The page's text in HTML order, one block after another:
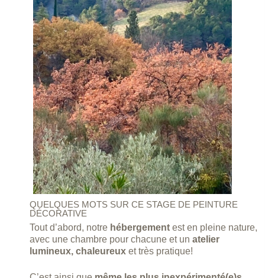
QUELQUES MOTS SUR CE STAGE DE PEINTURE
DÉCORATIVE
Tout d’abord, notre hébergement est en pleine nature,
avec une chambre pour chacune et un atelier
lumineux, chaleureux et très pratique!